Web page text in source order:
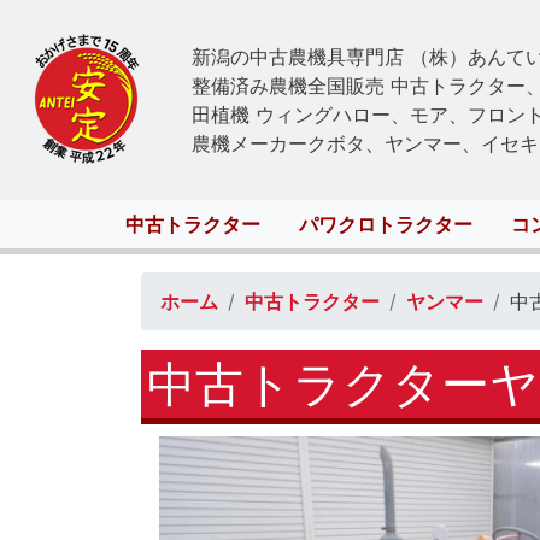
新潟の中古農機具専門店 （株）あんて
整備済み農機全国販売 中古トラクター
田植機 ウィングハロー、モア、フロン
農機メーカークボタ、ヤンマー、イセ
Main
navigation
中古トラクター パワクロトラクター コ
ホーム 中古トラクター ヤンマー 中
中古トラクター